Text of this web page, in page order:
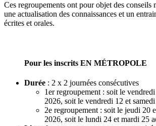
Ces regroupements ont pour objet des conseils
une actualisation des connaissances et un
écrites et orales.
Pour les inscrits EN MÉTROPOLE
Durée : 2 x 2 journées consécutives
1er regroupement : soit le
2026, soit le vendredi 12 et
2e regroupement : soit le jeudi 20
2026, soit le lundi 24 et mardi 25